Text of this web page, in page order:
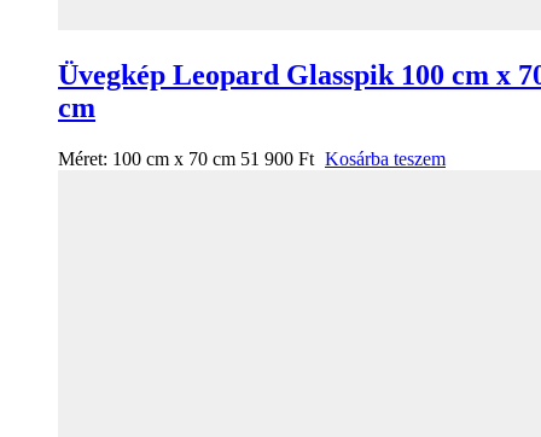
Üvegkép Leopard Glasspik 100 cm x
cm
Méret: 100 cm x 70 cm 51 900 Ft Kosárba teszem